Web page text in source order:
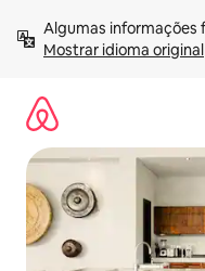
para
Mostrar idioma original